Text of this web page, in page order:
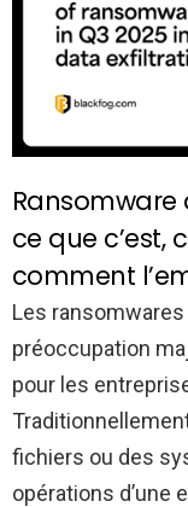
Ransomware
ce que
comment
Les
préoccupation
pour les
fichiers ou des
opérations d’une